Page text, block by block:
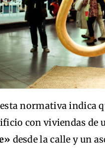
normativa indica
con viviendas de
desde la calle y un